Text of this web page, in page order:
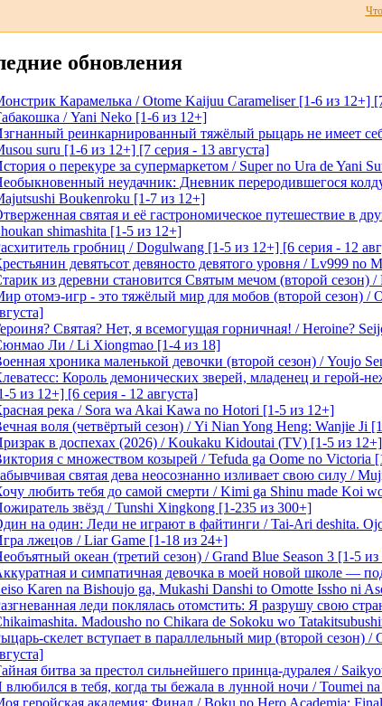
обновления
Карамелька / Otome Kaijuu Carameliser [1-6 из 12+]
/ Yani Neko [1-6 из 12+]
реинкарнированный тяжёлый рыцарь не имеет
suru [1-6 из 12+] [7 серия - 13 августа]
о перекуре за супермаркетом / Super no Ura de Yani
неудачник: Дневник переродившегося
Boukenroku [1-7 из 12+]
святая и её гастрономическое путешествие в
shimashita [1-5 из 12+]
гробниц / Dogulwang [1-5 из 12+] [6 серия - 12
девятьсот девяносто девятого уровня / Lv999 no
из деревни становится Святым мечом (второй сезон)
отомэ-игр - это тяжёлый мир для мобов (второй сезон) /
Святая? Нет, я всемогущая горничная! / Heroine?
Ли / Li Xiongmao [1-4 из 18]
хроника маленькой девочки (второй сезон) / Youjo
Король демонических зверей, младенец и герой-
5 из 12+] [6 серия - 12 августа]
река / Sora wa Akai Kawa no Hotori [1-5 из 12+]
воля (четвёртый сезон) / Yi Nian Yong Heng: Wanjie Ji
в доспехах (2026) / Koukaku Kidoutai (TV) [1-5 из 12+]
с множеством козырей / Tefuda ga Oome no Victoria
святая дева неосознанно изливает свою силу /
любить тебя до самой смерти / Kimi ga Shinu made Koi
звёзд / Tunshi Xingkong [1-235 из 300+]
на один: Леди не играют в файтинги / Tai-Ari deshita.
лжецов / Liar Game [1-18 из 24+]
океан (третий сезон) / Grand Blue Season 3 [1-5
и симпатичная девочка в моей новой школе —
Karen na Bishoujo ga, Mukashi Danshi to Omotte Issho ni
леди поклялась отомстить: Я разрушу свою
Madousho no Chikara de Sokoku wo
скелет вступает в параллельный мир (второй сезон)
битва за престол сильнейшего принца-дуралея /
влюбился в тебя, когда ты бежала в лунной ночи / Toumei
геройская академия: Финал / Boku no Hero Academia: